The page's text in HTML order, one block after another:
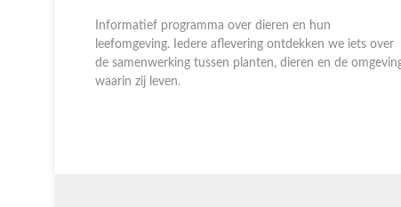
Informatief programma over dieren en hun
leefomgeving. Iedere aflevering ontdekken we iets over
de samenwerking tussen planten, dieren en de
waarin zij leven.